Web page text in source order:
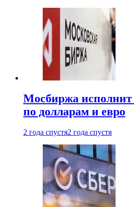
Мосбиржа исполнит
по долларам и евро
2 года спустя2 года спустя